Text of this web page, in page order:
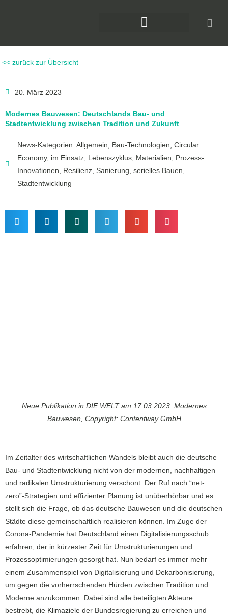
<< zurück zur Übersicht
20. März 2023
Modernes Bauwesen: Deutschlands Bau- und
Stadtentwicklung zwischen Tradition und Zukunft
News-Kategorien: Allgemein Bau-Technologien Circular
Economy, im Einsatz Lebenszyklus Materialien
Prozess-
Innovationen
Resilienz Sanierung serielles Bauen
Stadtentwicklung
Neue Publikation in DIE WELT am 17.03.2023: Modernes
Bauwesen, Copyright: Contentway GmbH
Im Zeitalter des wirtschaftlichen Wandels bleibt auch die deutsche
Bau- und Stadtentwicklung nicht von der modernen, nachhaltigen
und radikalen Umstrukturierung verschont. Der Ruf nach “net-
zero”-Strategien und effizienter Planung ist unüberhörbar und es
stellt sich die Frage, ob das deutsche Bauwesen und die deutschen
Städte diese gemeinschaftlich realisieren können. Im Zuge der
Corona-Pandemie hat Deutschland einen Digitalisierungsschub
erfahren, der in kürzester Zeit für Umstrukturierungen und
Prozessoptimierungen gesorgt hat. Nun bedarf es immer mehr
einem Zusammenspiel von Digitalisierung und Dekarbonisierung,
um gegen die vorherrschenden Hürden zwischen Tradition und
Moderne anzukommen. Dabei sind alle beteiligten Akteure
bestrebt, die Klimaziele der Bundesregierung zu erreichen und